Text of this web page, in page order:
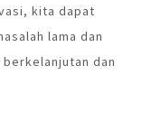
kita dapat
lama dan
dan